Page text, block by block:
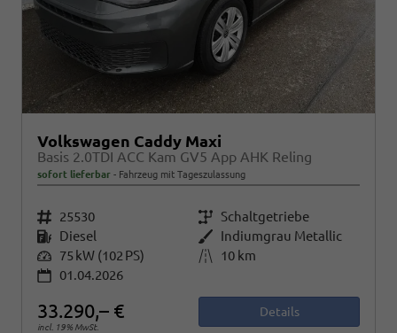
Volkswagen Caddy Maxi
Basis 2.0TDI ACC Kam GV5 App AHK Reling
sofort lieferbar Fahrzeug mit Tageszulassung
Fahrzeugnr. 25530 Getriebe Schaltgetriebe
Kraftstoff Diesel Außenfarbe Indiumgrau Metallic
Leistung 75 kW (102 PS) Kilometerstand
10 km
01.04.2026
33.290,– €
incl. 19% MwSt.
Details